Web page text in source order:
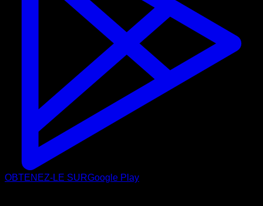
OBTENEZ-LE SURGoogle Play